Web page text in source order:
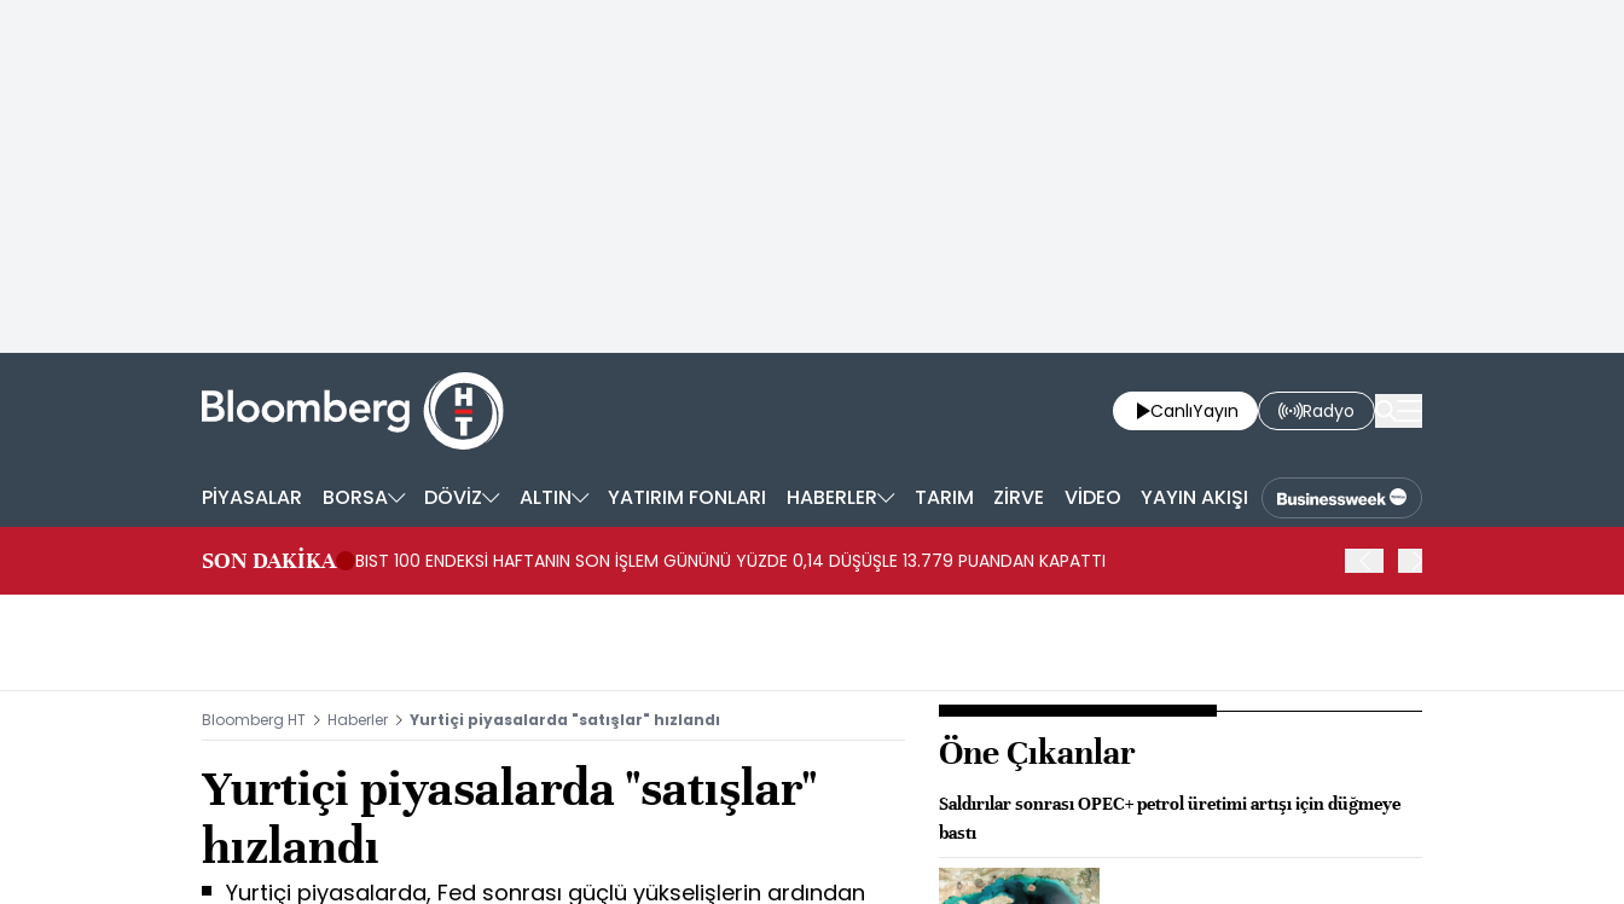
CanlıYayın Radyo
PİYASALAR BORSA DÖVİZ ALTIN YATIRIM FONLARI HABERLER TARIM ZİRVE VİDEO YAYIN AKIŞI
SON DAKİKA BIST 100 ENDEKSİ HAFTANIN SON İŞLEM GÜNÜNÜ YÜZDE 0,14 DÜŞÜŞLE 13.779 PUANDAN KAPATTI
Bloomberg HT Haberler Yurtiçi piyasalarda "satışlar" hızlandı
Yurtiçi piyasalarda "satışlar"
hızlandı
Yurtiçi piyasalarda, Fed sonrası güçlü yükselişlerin ardından
Öne Çıkanlar
Saldırılar sonrası OPEC+ petrol üretimi artışı için düğmeye
bastı